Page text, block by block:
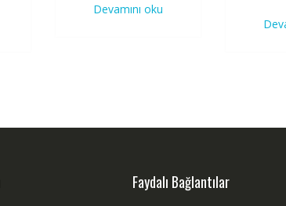
Devamını oku
Faydalı Bağlantılar